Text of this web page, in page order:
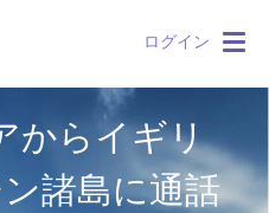
ログイン
からイギリ
諸島に通話